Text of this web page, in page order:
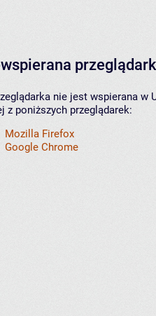
nie jest wspierana w
z poniższych przeglądarek:
Mozilla Firefox
Google Chrome